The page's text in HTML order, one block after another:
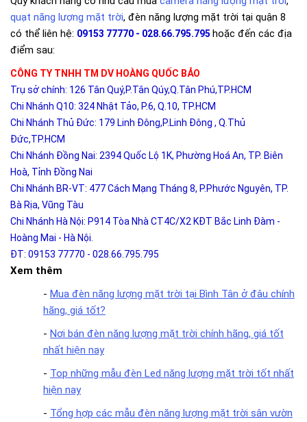
quạt năng lượng mặt trời, đèn năng lượng mặt trời tại quận 8
có thể liên hệ: 09153 77770 - 028.66.795.795 hoặc đến các địa
điểm sau:
CÔNG TY TNHH TM DV HOÀNG QUỐC BẢO
Trụ sở chính: 126 Tân Quý,P.Tân Qúy,Q.Tân Phú,TP.HCM
Chi Nhánh Q10: 324 Nhật Tảo, P.6, Q.10, TP.HCM
Chi Nhánh Thủ Đức: 179 Linh Đông,P.Linh Đông , Q.Thủ
Đức,TP.HCM
Chi Nhánh Đồng Nai: 2394 Quốc Lộ 1K, Phường Hoá An, TP. Biên
Hoà, Tỉnh Đồng Nai
Chi Nhánh BR-VT: 477 Cách Mạng Tháng 8, P.Phước Nguyên, TP.
Bà Rịa, Vũng Tàu
Chi Nhánh Hà Nội: P914 Tòa Nhà CT4C/X2 KĐT Bắc Linh Đàm -
Hoàng Mai - Hà Nội.
ĐT: 09153 77770 - 028.66.795.795
Xem thêm
- Mua đèn năng lượng mặt trời tại Bình Tân ở đâu chính
hãng, giá tốt?
- Nơi bán đèn năng lượng mặt trời chính hãng, giá tốt
nhất hiện nay
- Top những mẫu đèn Led năng lượng mặt trời tốt nhất
hiện nay
- Tổng hợp các mẫu đèn năng lượng mặt trời sân vườn